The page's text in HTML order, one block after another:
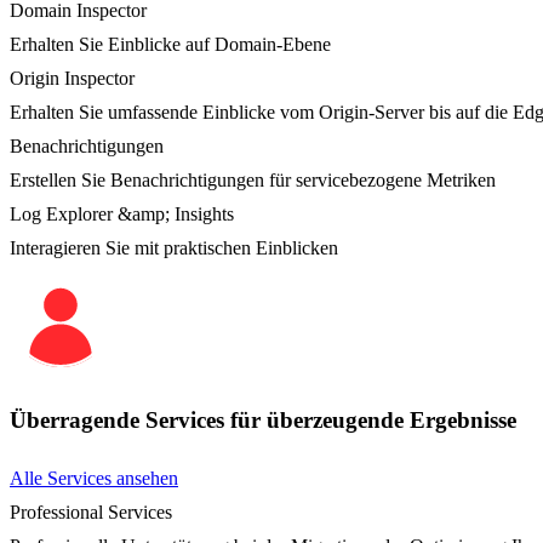
Domain Inspector
Erhalten Sie Einblicke auf Domain-Ebene
Origin Inspector
Erhalten Sie umfassende Einblicke vom Origin-Server bis auf die
Benachrichtigungen
Erstellen Sie Benachrichtigungen für servicebezogene Metriken
Log Explorer &amp; Insights
Interagieren Sie mit praktischen Einblicken
Überragende Services für überzeugende Ergebnisse
Alle Services ansehen
Professional Services